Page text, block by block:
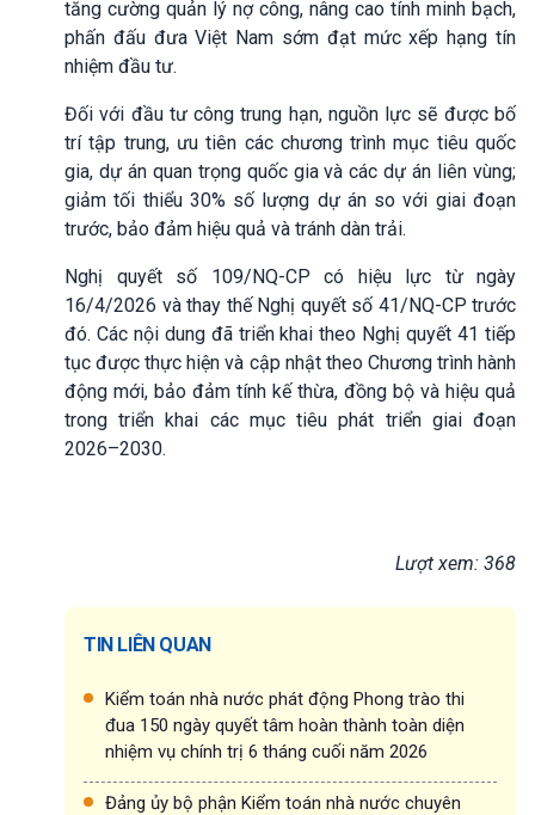
tăng cường quản lý nợ công, nâng cao tính minh bạch,
phấn đấu đưa Việt Nam sớm đạt mức xếp hạng tín
nhiệm đầu tư.
Đối với đầu tư công trung hạn, nguồn lực sẽ được bố
trí tập trung, ưu tiên các chương trình mục tiêu quốc
gia, dự án quan trọng quốc gia và các dự án liên vùng;
giảm tối thiểu 30% số lượng dự án so với giai đoạn
trước, bảo đảm hiệu quả và tránh dàn trải.
Nghị quyết số 109/NQ-CP có hiệu lực từ ngày
16/4/2026 và thay thế Nghị quyết số 41/NQ-CP trước
đó. Các nội dung đã triển khai theo Nghị quyết 41 tiếp
tục được thực hiện và cập nhật theo Chương trình hành
động mới, bảo đảm tính kế thừa, đồng bộ và hiệu quả
trong triển khai các mục tiêu phát triển giai đoạn
2026–2030.
Lượt xem: 368
TIN LIÊN QUAN
Kiểm toán nhà nước phát động Phong trào thi
đua 150 ngày quyết tâm hoàn thành toàn diện
nhiệm vụ chính trị 6 tháng cuối năm 2026
Đảng ủy bộ phận Kiểm toán nhà nước chuyên